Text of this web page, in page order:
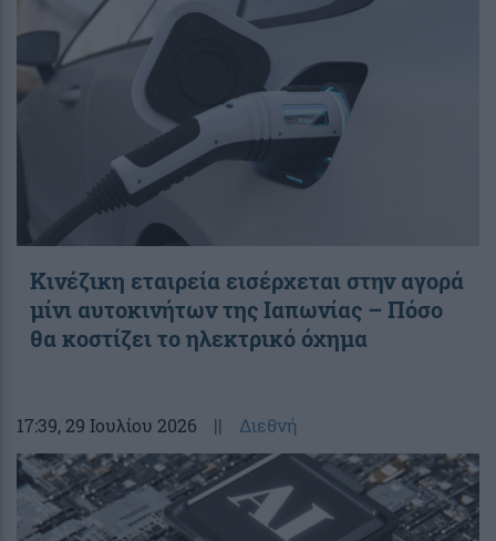
Κινέζικη εταιρεία εισέρχεται στην αγορά
μίνι αυτοκινήτων της Ιαπωνίας – Πόσο
θα κοστίζει το ηλεκτρικό όχημα
17:39, 29 Ιουλίου 2026 || Διεθνή